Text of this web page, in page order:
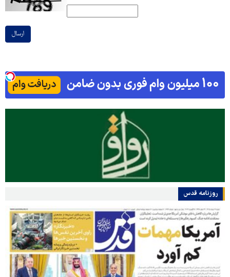
ارسال
روزنامه قدس